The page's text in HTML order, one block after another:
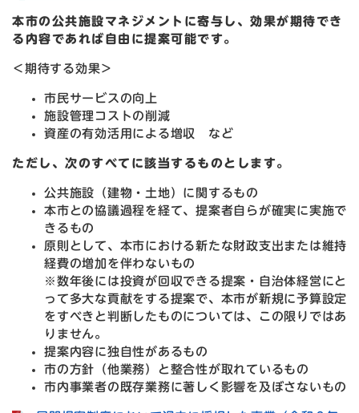
本市の公共施設マネジメントに寄与し、効果が期待でき
る内容であれば自由に提案可能です。
＜期待する効果＞
市民サービスの向上
施設管理コストの削減
資産の有効活用による増収 など
ただし、次のすべてに該当するものとします。
公共施設（建物・土地）に関するもの
本市との協議過程を経て、提案者自らが確実に実施で
きるもの
原則として、本市における新たな財政支出または維持
経費の増加を伴わないもの
※数年後には投資が回収できる提案・自治体経営にと
って多大な貢献をする提案で、本市が新規に予算設定
をすべきと判断したものについては、この限りではあ
りません。
提案内容に独自性があるもの
市の方針（他業務）と整合性が取れているもの
市内事業者の既存業務に著しく影響を及ぼさないもの